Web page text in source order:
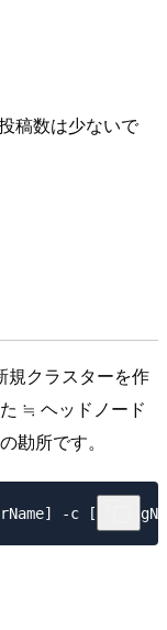
稿数は少ないで
規クラスターを作
≒ ヘッドノード
勘所です。